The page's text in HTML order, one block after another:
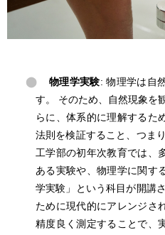
物理学実験: 物理学は自
す。 そのため、自然現象を
らに、体系的に理解するた
法則を検証すること、つま
工学部の初年次教育では、
ある実験や、物理学に関す
学実験」という科目が開講
ために現代的にアレンジさ
精度良く測定することで、